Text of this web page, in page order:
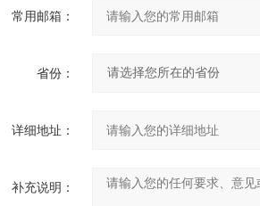
常用邮箱：
省份：
详细地址：
补充说明：